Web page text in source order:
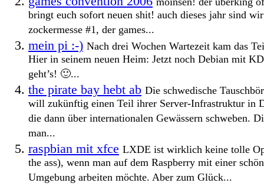
bringt euch sofort neuen shit! auch dieses jahr sind
zockermesse #1, der games...
mein pi :-) Nach drei Wochen Wartezeit kam das
Hier in seinem neuen Heim: Jetzt noch Debian mit
geht’s! 🙂...
the pirate bay hebt ab Die schwedische
will zukünftig einen Teil ihrer Server-Infrastruktur in
die dann über internationalen Gewässern schweben.
man...
raspbian mit xfce LXDE ist wirklich keine tolle
the ass), wenn man auf dem Raspberry mit einer
Umgebung arbeiten möchte. Aber zum Glück...